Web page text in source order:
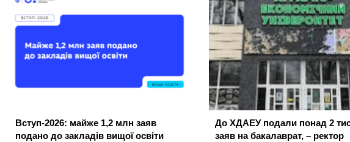
Вступ-2026: майже 1,2 млн заяв
подано до закладів вищої освіти
До ХДАЕУ подали понад 2
заяв на бакалаврат, – ректор